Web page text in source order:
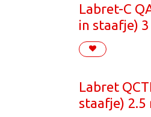
Labret-C
in staafje)
Labret
staafje) 2.5